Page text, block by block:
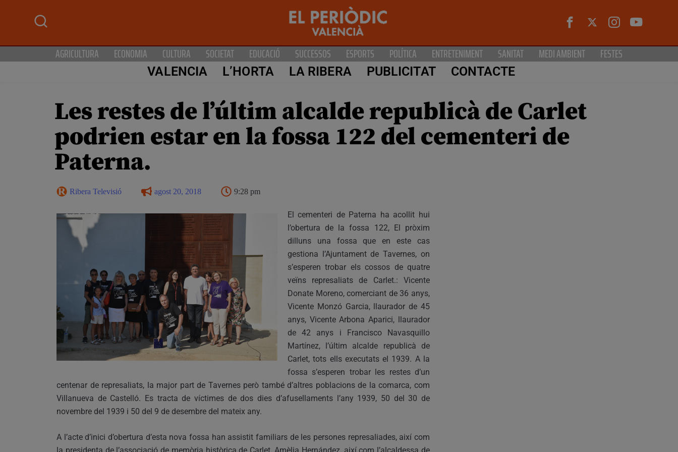
AGRICULTURA ECONOMIA CULTURA SOCIETAT EDUCACIÓ SUCCESSOS ESPORTS POLÍTICA ENTRETENIMENT SANITAT MEDI AMBIENT FESTES
VALENCIA L’HORTA LA RIBERA PUBLICITAT CONTACTE
Les restes de l’últim alcalde republicà de Carlet
podrien estar en la fossa 122 del cementeri de
Paterna.
Ribera Televisió agost 20, 2018 9:28 pm
El cementeri de Paterna ha acollit hui
l’obertura de la fossa 122, El pròxim
dilluns una fossa que en este cas
gestiona l’Ajuntament de Tavernes, on
s’esperen trobar els cossos de quatre
veïns represaliats de Carlet.: Vicente
Donate Moreno, comerciant de 36 anys,
Vicente Monzó Garcia, llaurador de 45
anys, Vicente Arbona Aparici, llaurador
de 42 anys i Francisco Navasquillo
Martínez, l’últim alcalde republicà de
Carlet, tots ells executats el 1939. A la
fossa s’esperen trobar les restes d’un
centenar de represaliats, la major part de Tavernes però també d’altres poblacions de la comarca, com
Villanueva de Castelló. Es tracta de víctimes de dos dies d’afusellaments l’any 1939, 50 del 30 de
novembre del 1939 i 50 del 9 de desembre del mateix any.
A l’acte d’inici d’obertura d’esta nova fossa han assistit familiars de les persones represaliades, així com
la presidenta de l’associació de memòria històrica de Carlet, Amèlia Hernández, així com l’alcaldessa de